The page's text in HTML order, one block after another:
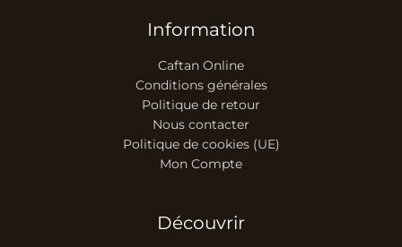
Information
Caftan Online
Conditions générales
Politique de retour
Nous contacter
Politique de cookies (UE)
Mon Compte
Découvrir